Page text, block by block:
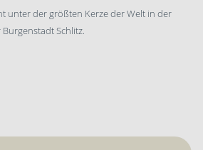
unter der größten Kerze der Welt in der
Schlitz.